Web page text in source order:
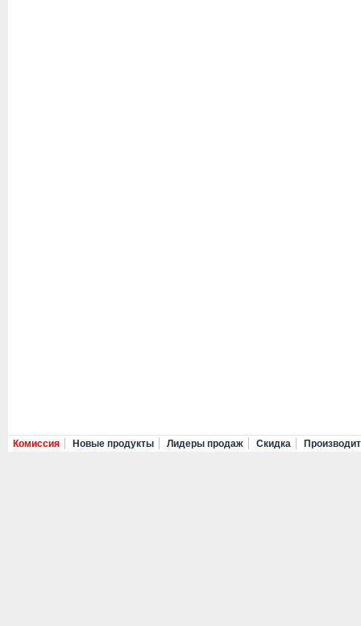
Комиссия Новые продукты Лидеры продаж Скидка